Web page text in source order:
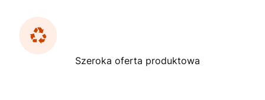
Szeroka oferta produktowa